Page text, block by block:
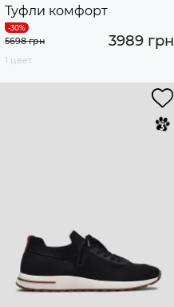
Туфли комфорт
3989 грн
5698 грн
1 цвет